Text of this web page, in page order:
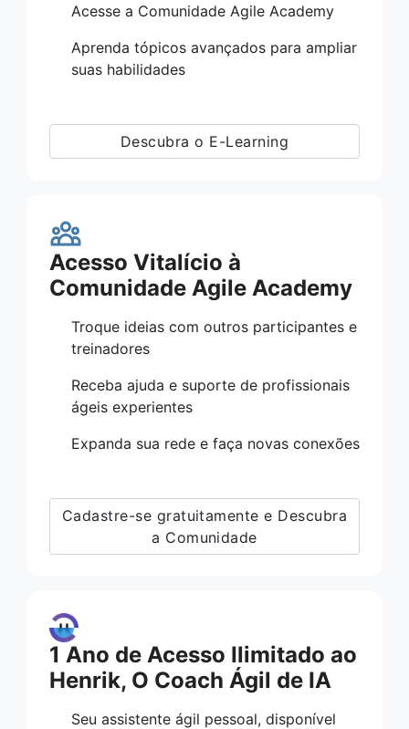
Acesse a Comunidade Agile Academy
Aprenda tópicos avançados para ampliar
suas habilidades
Descubra o E-Learning
Acesso Vitalício à
Comunidade Agile Academy
Troque ideias com outros participantes e
treinadores
Receba ajuda e suporte de profissionais
ágeis experientes
Expanda sua rede e faça novas conexões
Cadastre-se gratuitamente e Descubra
a Comunidade
1 Ano de Acesso Ilimitado ao
Henrik, O Coach Ágil de IA
Seu assistente ágil pessoal, disponível